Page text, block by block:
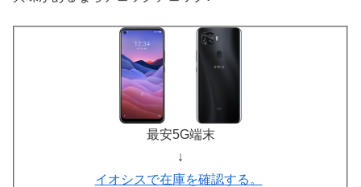
最安5G端末
↓
イオシスで在庫を確認する。